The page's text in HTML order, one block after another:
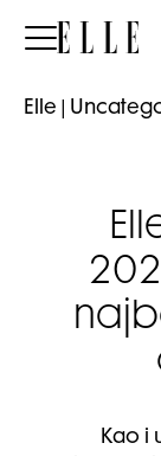
Elle
Elle
Kao i